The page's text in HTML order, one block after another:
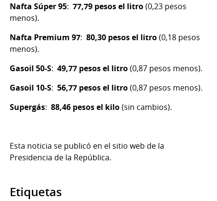
Nafta Súper 95: 77,79 pesos el litro(0,23 pesos
menos).
Nafta Premium 97: 80,30 pesos el litro(0,18 pesos
menos).
Gasoil 50-S: 49,77 pesos el litro(0,87 pesos menos).
Gasoil 10-S: 56,77 pesos el litro(0,87 pesos menos).
Supergás: 88,46 pesos el kilo(sin cambios).
Esta noticia se publicó en el sitio web de la
Presidencia de la República.
Etiquetas